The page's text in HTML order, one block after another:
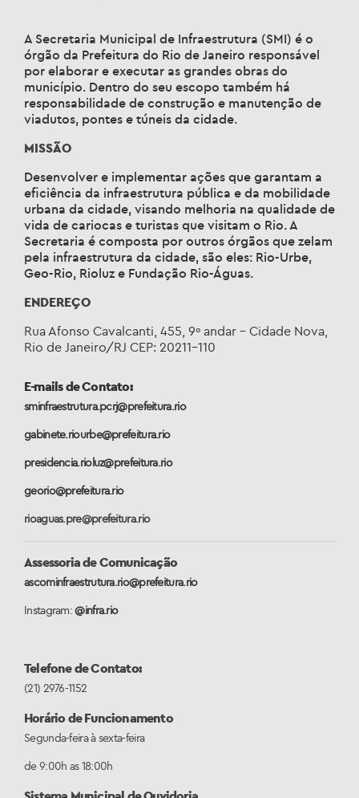
A Secretaria Municipal de Infraestrutura (SMI) é o
órgão da Prefeitura do Rio de Janeiro responsável
por elaborar e executar as grandes obras do
município. Dentro do seu escopo também há
responsabilidade de construção e manutenção de
viadutos, pontes e túneis da cidade.
MISSÃO
Desenvolver e implementar ações que garantam a
eficiência da infraestrutura pública e da mobilidade
urbana da cidade, visando melhoria na qualidade de
vida de cariocas e turistas que visitam o Rio. A
Secretaria é composta por outros órgãos que zelam
pela infraestrutura da cidade, são eles: Rio-Urbe,
Geo-Rio, Rioluz e Fundação Rio-Águas.
ENDEREÇO
Rua Afonso Cavalcanti, 455, 9º andar – Cidade Nova,
Rio de Janeiro/RJ CEP: 20211-110
E-mails de Contato:
sminfraestrutura.pcrj@prefeitura.rio
gabinete.riourbe@prefeitura.rio
presidencia.rioluz@prefeitura.rio
georio@prefeitura.rio
rioaguas.pre@prefeitura.rio
Assessoria de Comunicação
ascominfraestrutura.rio@prefeitura.rio
Instagram:@infra.rio
Telefone de Contato:
(21) 2976-1152
Horário de Funcionamento
Segunda-feira à sexta-feira
de 9:00h as 18:00h